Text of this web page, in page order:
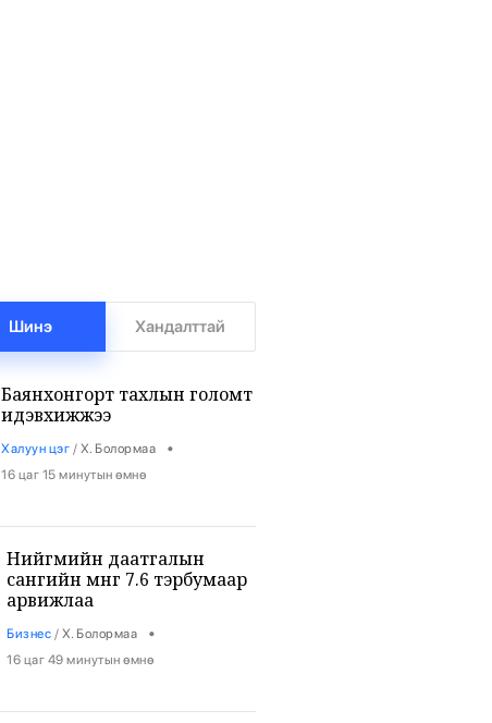
Шинэ Хандалттай
Баянхонгорт тахлын голомт
идэвхижжээ
Халуун цэг / Х. Болормаа •
16 цаг 15 минутын өмнө
Нийгмийн даатгалын
сангийн мөнгө 7.6 тэрбумаар
арвижлаа
Бизнес / Х. Болормаа •
16 цаг 49 минутын өмнө